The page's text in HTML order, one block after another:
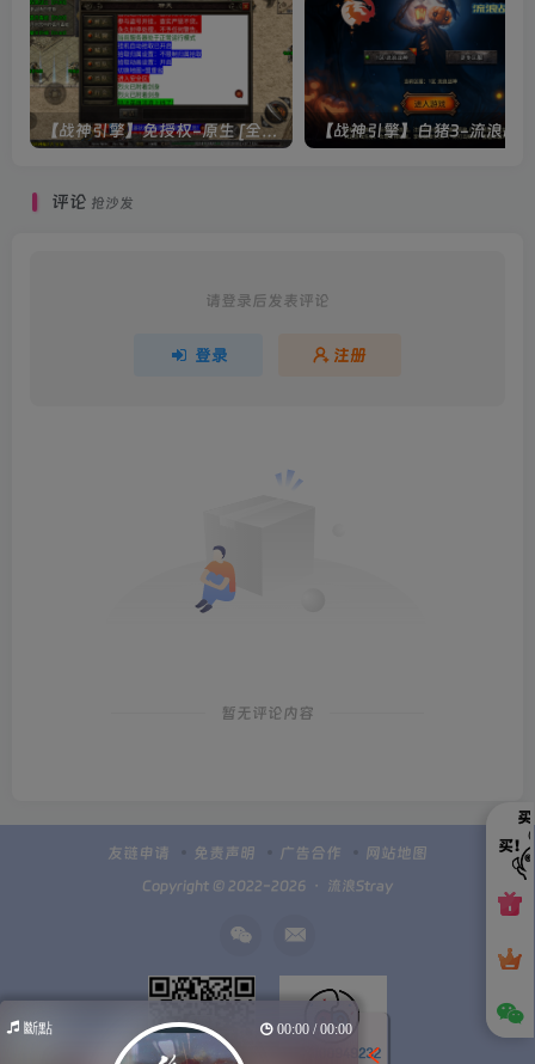
【战神引擎】免授权-原生 [全屏自动拾取] 插件 + 配置教程（更新修复版，具体自测）
评论 抢沙发
请登录后发表评论
登录 注册
暂无评论内容
友链申请 免责声明 广告合作 网站地图
Copyright © 2022-2026 ・ 流浪Stray
斷點 00:00 / 00:00